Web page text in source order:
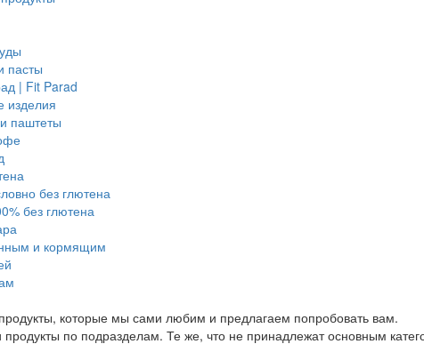
пасты
| Fit Parad
изделия
паштеты
без глютена
без глютена
и кормящим
которые мы сами любим и предлагаем попробовать вам.
по подразделам. Те же, что не принадлежат основным